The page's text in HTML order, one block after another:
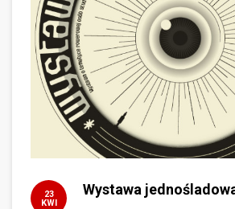
Wystawa
23
KWI